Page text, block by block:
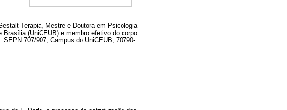
Terapia, Mestre e Doutora em Psicologia
(UniCEUB) e membro efetivo do corpo
707/907, Campus do UniCEUB, 70790-